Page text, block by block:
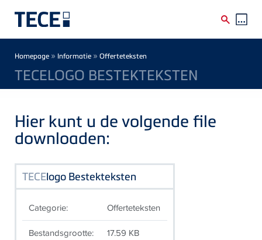
Breadcrumb
Homepage » Informatie » Offerteteksten
TECELOGO BESTEKTEKSTEN
Hier kunt u de volgende file
downloaden:
TECElogo Bestekteksten
Categorie: Offerteteksten
Bestandsgrootte: 17.59 KB